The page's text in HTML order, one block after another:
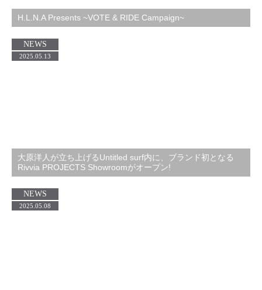
H.L.N.A Presents ~VOTE & RIDE Campaign~
大原洋人が立ち上げるUntitled surf内に、ブランド初となる
Rivvia PROJECTS Showroomがオープン!
NEWS
2025.05.13
NEWS
2025.05.08